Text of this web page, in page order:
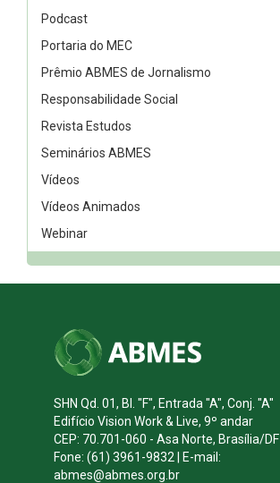
Podcast
Portaria do MEC
Prêmio ABMES de Jornalismo
Responsabilidade Social
Revista Estudos
Seminários ABMES
Vídeos
Vídeos Animados
Webinar
SHN Qd. 01, Bl. "F", Entrada "A", Conj. "A"
Edifício Vision Work & Live, 9º andar
CEP: 70.701-060 - Asa Norte, Brasília/DF
Fone: (61) 3961-9832 | E-mail:
abmes@abmes.org.br